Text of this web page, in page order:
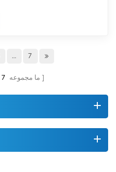
... 7
ما مجموعه 7